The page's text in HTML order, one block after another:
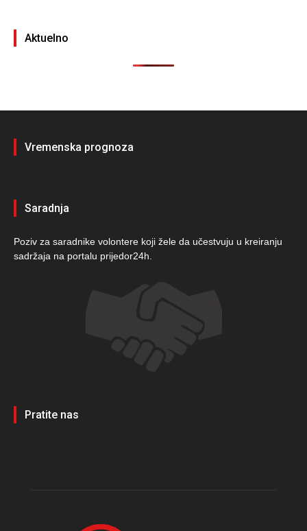
Aktuelno
Vremenska prognoza
Saradnja
Poziv za saradnike volontere koji žele da učestvuju u kreiranju
sadržaja na portalu prijedor24h.
Pratite nas